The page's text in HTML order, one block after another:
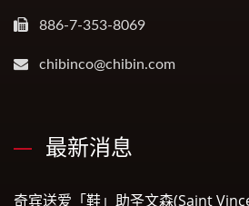
886-7-353-8069
chibinco@chibin.com
最新消息
奇宾送爱「鞋」助圣文森(Saint